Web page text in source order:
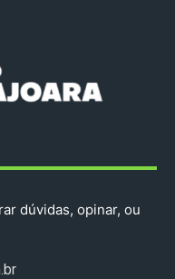
dúvidas, opinar, ou